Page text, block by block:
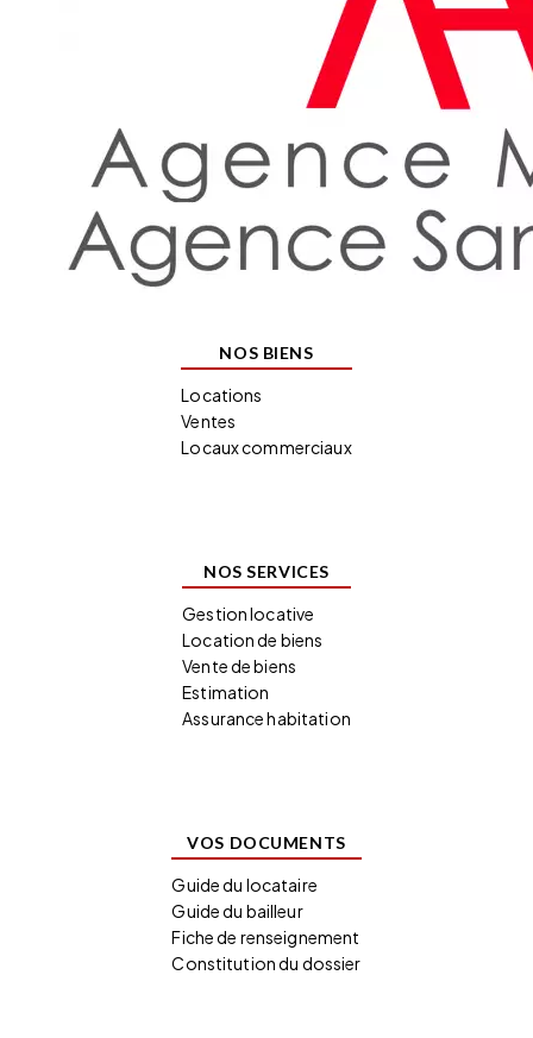
NOS BIENS
Locations
Ventes
Locaux commerciaux
NOS SERVICES
Gestion locative
Location de biens
Vente de biens
Estimation
Assurance habitation
VOS DOCUMENTS
Guide du locataire
Guide du bailleur
Fiche de renseignement
Constitution du dossier